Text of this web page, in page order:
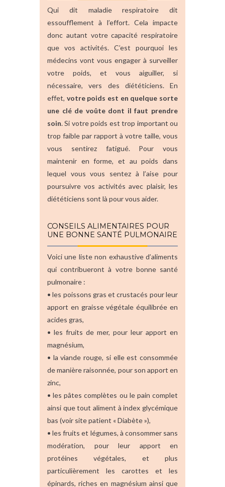
Qui dit maladie respiratoire dit
essoufflement à l’effort. Cela impacte
donc autant votre capacité respiratoire
que vos activités. C’est pourquoi les
médecins vont vous engager à surveiller
votre poids, et vous aiguiller, si
nécessaire, vers des diététiciens. En
effet, votre poids est en quelque sorte
une clé de voûte dont il faut prendre
soin. Si votre poids est trop important ou
trop faible par rapport à votre taille, vous
vous sentirez fatigué. Pour vous
maintenir en forme, et au poids dans
lequel vous vous sentez à l’aise pour
poursuivre vos activités avec plaisir, les
diététiciens sont là pour vous aider.
CONSEILS ALIMENTAIRES POUR
UNE BONNE SANTÉ PULMONAIRE
Voici une liste non exhaustive d’aliments
qui contribueront à votre bonne santé
pulmonaire :
• les poissons gras et crustacés pour leur
apport en graisse végétale équilibrée en
acides gras,
• les fruits de mer, pour leur apport en
magnésium,
• la viande rouge, si elle est consommée
de manière raisonnée, pour son apport en
zinc,
• les pâtes complètes ou le pain complet
ainsi que tout aliment à index glycémique
bas (voir site patient « Diabète »),
• les fruits et légumes, à consommer sans
modération, pour leur apport en
protéines végétales, et plus
particulièrement les carottes et les
épinards, riches en magnésium ainsi que